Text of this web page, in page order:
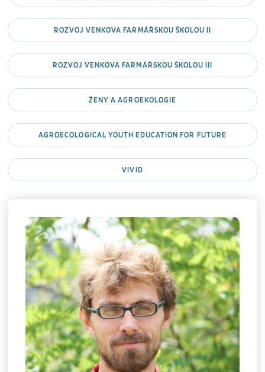
ROZVOJ VENKOVA FARMÁŘSKOU ŠKOLOU II
ROZVOJ VENKOVA FARMÁŘSKOU ŠKOLOU III
ŽENY A AGROEKOLOGIE
AGROECOLOGICAL YOUTH EDUCATION FOR FUTURE
VIVID